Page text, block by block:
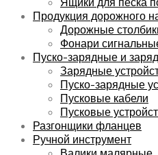
Продукция дорожного
Дорожные
Фонари
Пуско-зарядные и
Зарядные
Пуско-зарядные
Пусковые кабели
Пусковые
Разгонщики фланцев
Ручной инструмент